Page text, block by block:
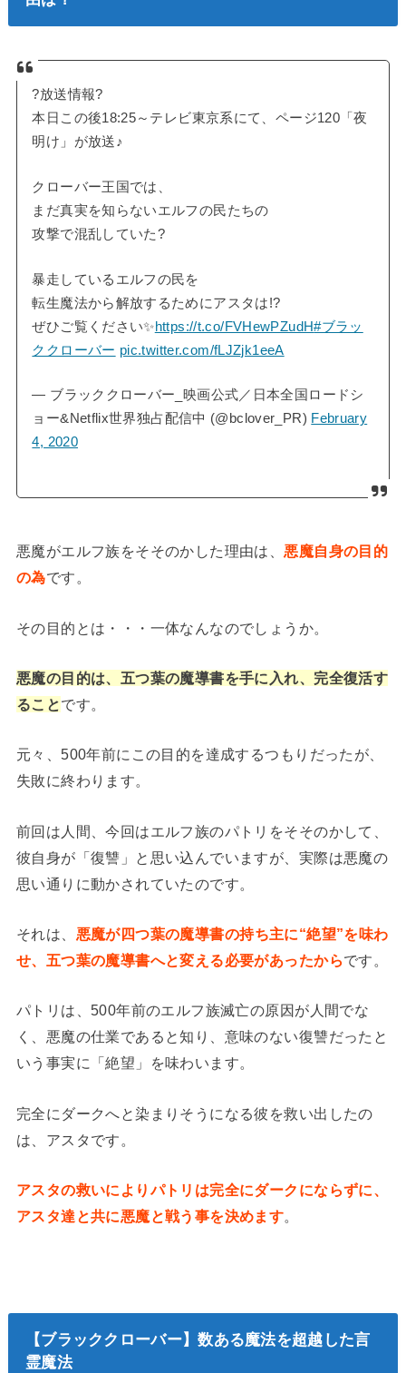
?放送情報?
本日この後18:25～テレビ東京系にて、ページ120「夜
明け」が放送♪
クローバー王国では、
まだ真実を知らないエルフの民たちの
攻撃で混乱していた?
暴走しているエルフの民を
転生魔法から解放するためにアスタは!?
ぜひご覧ください✨https://t.co/FVHewPZudH#ブラッ
ククローバー pic.twitter.com/fLJZjk1eeA
— ブラッククローバー_映画公式／日本全国ロードシ
ョー&Netflix世界独占配信中 (@bclover_PR) February
4, 2020
悪魔がエルフ族をそそのかした理由は、 悪魔自身の目的
の為です。
その目的とは・・・一体なんなのでしょうか。
悪魔の目的は、五つ葉の魔導書を手に入れ、完全復活す
ることです。
元々、500年前にこの目的を達成するつもりだったが、
失敗に終わります。
前回は人間、今回はエルフ族のパトリをそそのかして、
彼自身が「復讐」と思い込んでいますが、実際は悪魔の
思い通りに動かされていたのです。
それは、 悪魔が四つ葉の魔導書の持ち主に“絶望”を味わ
せ、五つ葉の魔導書へと変える必要があったからです。
パトリは、500年前のエルフ族滅亡の原因が人間でな
く、悪魔の仕業であると知り、意味のない復讐だったと
いう事実に「絶望」を味わいます。
完全にダークへと染まりそうになる彼を救い出したの
は、アスタです。
アスタの救いによりパトリは完全にダークにならずに、
アスタ達と共に悪魔と戦う事を決めます。
【ブラッククローバー】数ある魔法を超越した言
霊魔法